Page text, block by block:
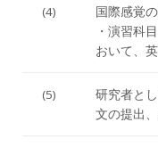
(4)
国際感覚
・演習科
おいて、
(5)
研究者と
文の提出